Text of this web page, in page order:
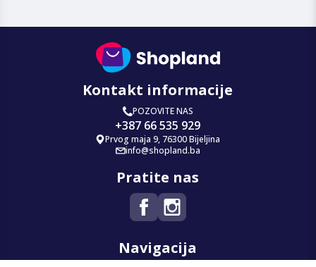
Kontakt informacije
POZOVITE NAS
+387 66 535 929
Prvog maja 9, 76300 Bijeljina
info@shopland.ba
Pratite nas
Navigacija